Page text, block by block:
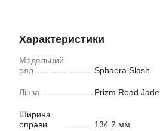
Характеристики
Модельний
ряд
Sphaera Slash
Лінза Prizm Road Jade
Ширина
оправи
134.2 мм